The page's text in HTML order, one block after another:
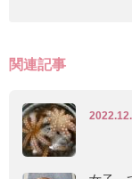
関連記事